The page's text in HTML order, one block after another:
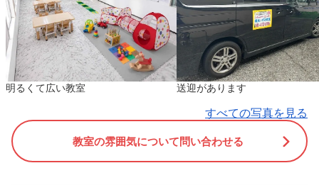
明るくて広い教室 送迎があります
すべての写真を見る
教室の雰囲気について問い合わせる